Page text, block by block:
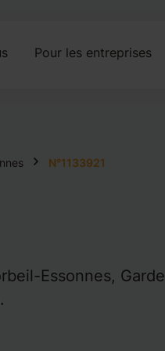
Pour les entreprises
N°1133921
Essonnes, Garde